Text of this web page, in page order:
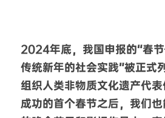
2024年底，我国申报的“春
传统新年的社会实践”被正式
组织人类非物质文化遗产代
成功的首个春节之后，我们